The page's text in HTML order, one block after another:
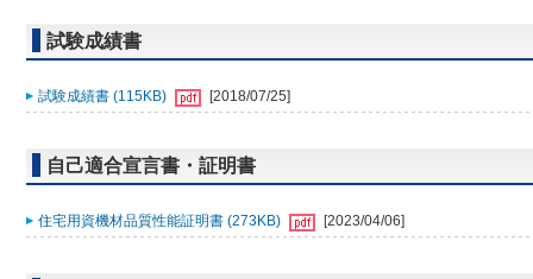
試験成績書
試験成績書 (115KB) [2018/07/25]
自己適合宣言書・証明書
住宅用資機材品質性能証明書 (273KB) [2023/04/06]